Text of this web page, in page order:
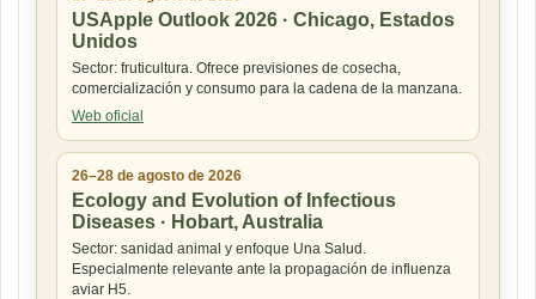
USApple Outlook 2026 · Chicago, Estados
Unidos
Sector: fruticultura. Ofrece previsiones de cosecha,
comercialización y consumo para la cadena de la manzana.
Web oficial
26–28 de agosto de 2026
Ecology and Evolution of Infectious
Diseases · Hobart, Australia
Sector: sanidad animal y enfoque Una Salud.
Especialmente relevante ante la propagación de influenza
aviar H5.